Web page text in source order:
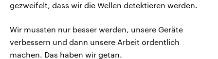
gezweifelt, dass wir die Wellen detektieren werden.
Wir mussten nur besser werden, unsere Geräte
verbessern und dann unsere Arbeit ordentlich
machen. Das haben wir getan.